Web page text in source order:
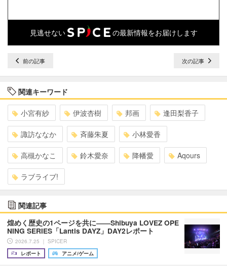
見逃せない の最新情報をお届けします
前の記事 次の記事
関連キーワード
小宮有紗 伊波杏樹 邦画 逢田梨香子
諏訪ななか 斉藤朱夏 小林愛香
高槻かなこ 鈴木愛奈 降幡愛 Aqours
ラブライブ!
関連記事
煌めく歴史の1ページを共に――Shibuya LOVEZ OPE
NING SERIES「Lantis DAYZ」DAY2レポート
2026.7.25 ｜ SPICER
レポート
アニメ/ゲーム